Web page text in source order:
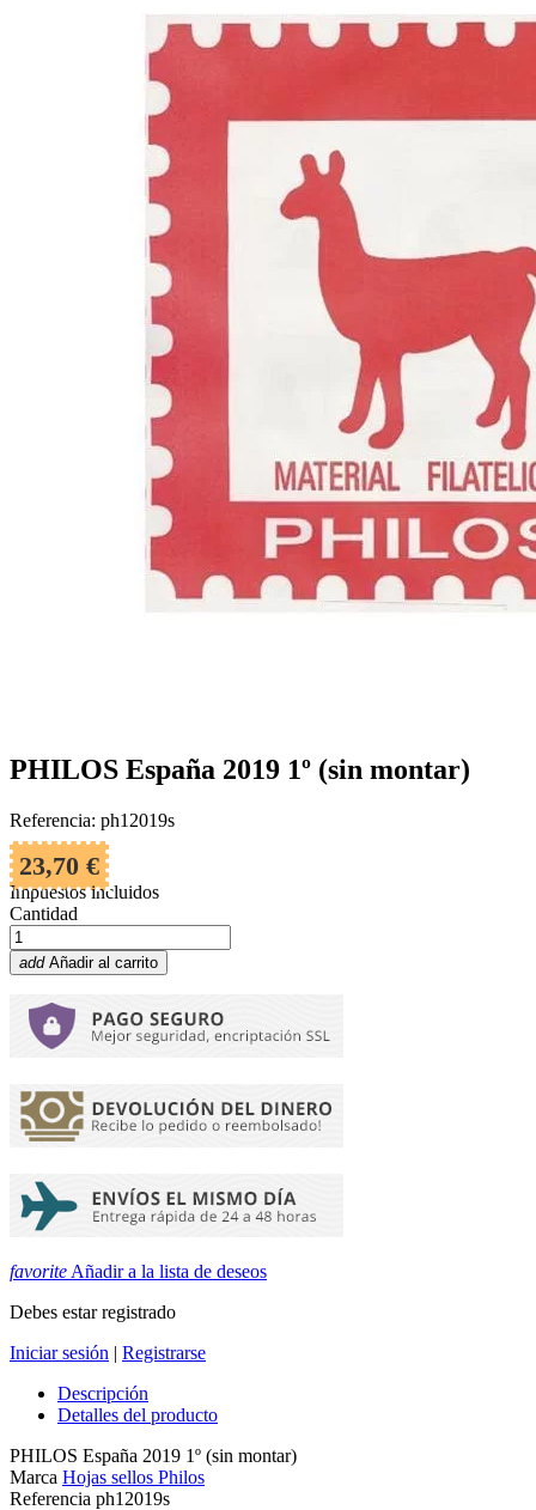
PHILOS España 2019 1º (sin montar)
Referencia: ph12019s
23,70 €
Impuestos incluidos
Cantidad
add Añadir al carrito
favorite Añadir a la lista de deseos
Debes estar registrado
Iniciar sesión | Registrarse
Descripción
Detalles del producto
PHILOS España 2019 1º (sin montar)
Marca Hojas sellos Philos
Referencia ph12019s